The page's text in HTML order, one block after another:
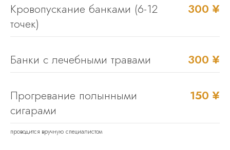
Кровопускание банками (6-12
точек)
300 ¥
Банки с лечебными травами 300 ¥
Прогревание полынными
сигарами
150 ¥
проводится вручную специалистом